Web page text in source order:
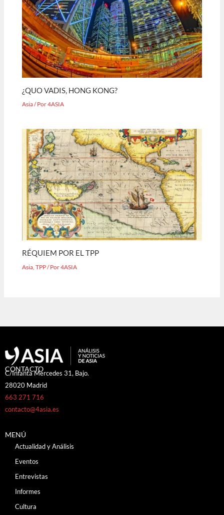
¿QUO VADIS, HONG KONG?
Asia/ Por4ASIA
RÉQUIEM POR EL TPP
Asia,TPP/ Por4ASIA
CONTACTO
C/Infanta Mercedes 31, Bajo.
28020 Madrid
663 271 716
contacto@4asia.es
MENÚ
Actualidad y Análisis
Eventos
Entrevistas
Informes
Cultura